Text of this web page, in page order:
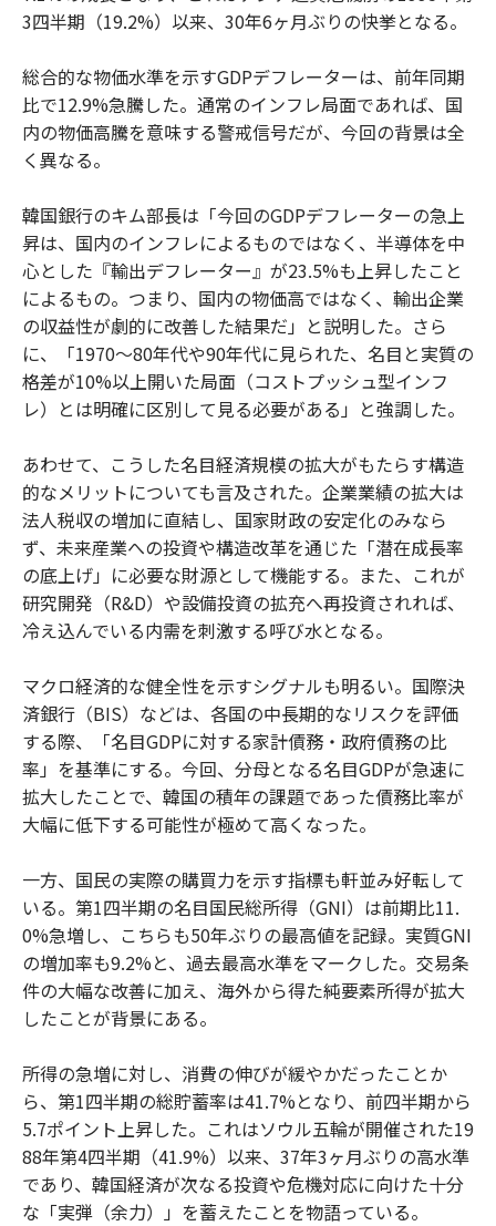
3四半期（19.2%）以来、30年6ヶ月ぶりの快挙となる。
総合的な物価水準を示すGDPデフレーターは、前年同期
比で12.9%急騰した。通常のインフレ局面であれば、国
内の物価高騰を意味する警戒信号だが、今回の背景は全
く異なる。
韓国銀行のキム部長は「今回のGDPデフレーターの急上
昇は、国内のインフレによるものではなく、半導体を中
心とした『輸出デフレーター』が23.5%も上昇したこと
によるもの。つまり、国内の物価高ではなく、輸出企業
の収益性が劇的に改善した結果だ」と説明した。さら
に、「1970〜80年代や90年代に見られた、名目と実質の
格差が10%以上開いた局面（コストプッシュ型インフ
レ）とは明確に区別して見る必要がある」と強調した。
あわせて、こうした名目経済規模の拡大がもたらす構造
的なメリットについても言及された。企業業績の拡大は
法人税収の増加に直結し、国家財政の安定化のみなら
ず、未来産業への投資や構造改革を通じた「潜在成長率
の底上げ」に必要な財源として機能する。また、これが
研究開発（R&D）や設備投資の拡充へ再投資されれば、
冷え込んでいる内需を刺激する呼び水となる。
マクロ経済的な健全性を示すシグナルも明るい。国際決
済銀行（BIS）などは、各国の中長期的なリスクを評価
する際、「名目GDPに対する家計債務・政府債務の比
率」を基準にする。今回、分母となる名目GDPが急速に
拡大したことで、韓国の積年の課題であった債務比率が
大幅に低下する可能性が極めて高くなった。
一方、国民の実際の購買力を示す指標も軒並み好転して
いる。第1四半期の名目国民総所得（GNI）は前期比11.
0%急増し、こちらも50年ぶりの最高値を記録。実質GNI
の増加率も9.2%と、過去最高水準をマークした。交易条
件の大幅な改善に加え、海外から得た純要素所得が拡大
したことが背景にある。
所得の急増に対し、消費の伸びが緩やかだったことか
ら、第1四半期の総貯蓄率は41.7%となり、前四半期から
5.7ポイント上昇した。これはソウル五輪が開催された19
88年第4四半期（41.9%）以来、37年3ヶ月ぶりの高水準
であり、韓国経済が次なる投資や危機対応に向けた十分
な「実弾（余力）」を蓄えたことを物語っている。